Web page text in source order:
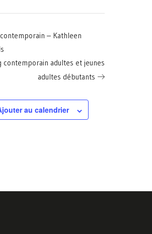
– Kathleen
contemporain adultes et jeunes
adultes débutants
au calendrier